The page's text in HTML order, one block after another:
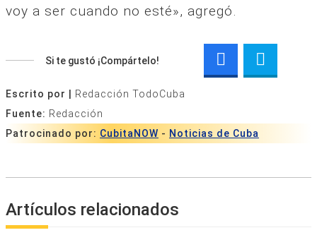
voy a ser cuando no esté», agregó.
Si te gustó ¡Compártelo!
Escrito por |
Redacción TodoCuba
Fuente: Redacción
Patrocinado por: CubitaNOW - Noticias de Cuba
Artículos relacionados